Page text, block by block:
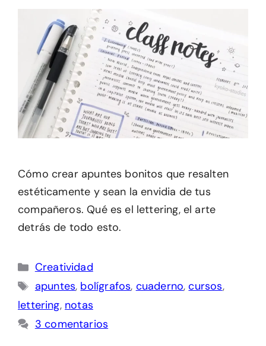
Cómo crear apuntes bonitos que resalten
estéticamente y sean la envidia de tus
compañeros. Qué es el lettering, el arte
detrás de todo esto.
Categorías
Creatividad
Etiquetas
apuntes, bolígrafos, cuaderno,cursos,
lettering, notas
3 comentarios